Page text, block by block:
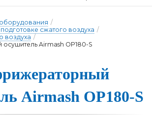
/
сжатого воздуха /
воздуха /
Airmash OP180-S
Airmash OP180-S